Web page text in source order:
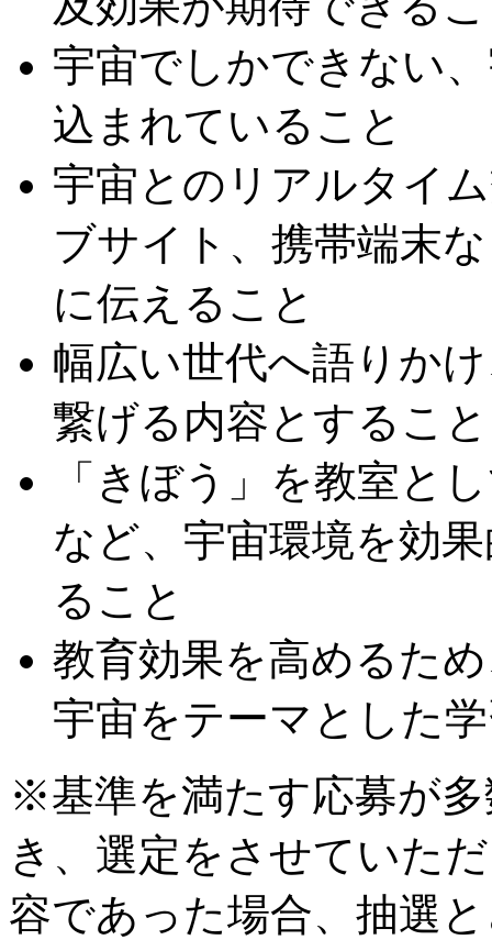
宇宙でしかできない
込まれていること
宇宙とのリアルタイ
ブサイト、携帯端末
に伝えること
幅広い世代へ語りか
繋げる内容とすること
「きぼう」を教室と
など、宇宙環境を効
ること
教育効果を高めるた
宇宙をテーマとした
※基準を満たす応募が
き、選定をさせていた
容であった場合、抽